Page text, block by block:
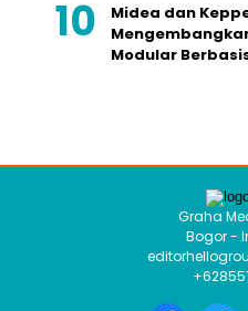
Midea dan
Modular
Graha
Bogor -